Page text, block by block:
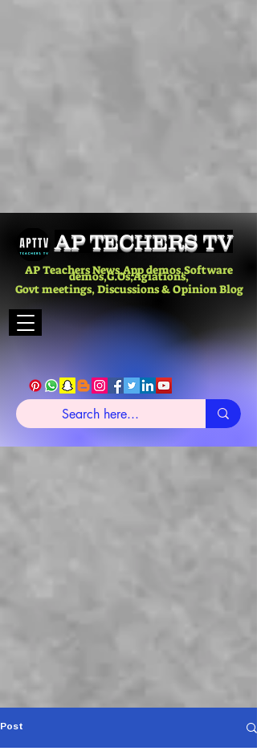
AP TECHERS TV
AP Teachers News,App demos,Software
demos,G.Os,Agiations,
Govt meetings, Discussions & Opinion Blog
Post